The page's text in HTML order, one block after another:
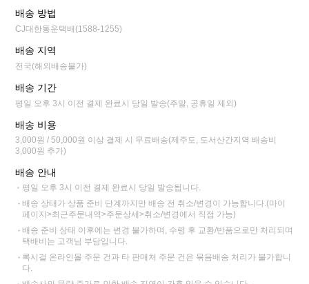
배송 방법
CJ대한통운택배(1588-1255)
배송 지역
전국(해외배송불가)
배송 기간
평일 오후 3시 이전 결제 완료시 당일 발송(주말, 공휴일 제외)
배송 비용
3,000원 / 50,000원 이상 결제 시 무료배송(제주도, 도서산간지역 배송비
3,000원 추가)
배송 안내
평일 오후 3시 이전 결제 완료시 당일 발송됩니다.
배송 상태가 상품 준비 단계까지만 배송 전 취소/변경이 가능합니다.(마이
페이지>최근주문내역>주문상세>취소/변경에서 직접 가능)
배송 준비 상태 이후에는 변경 불가하며, 수령 후 교환/반품으로만 처리되며
택배비는 고객님 부담입니다.
록시걸 온라인몰 주문 건과 타 판매처 주문 건은 묶음배송 처리가 불가합니
다.